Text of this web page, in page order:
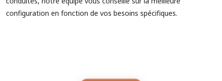
configuration en fonction de vos besoins spécifiques.